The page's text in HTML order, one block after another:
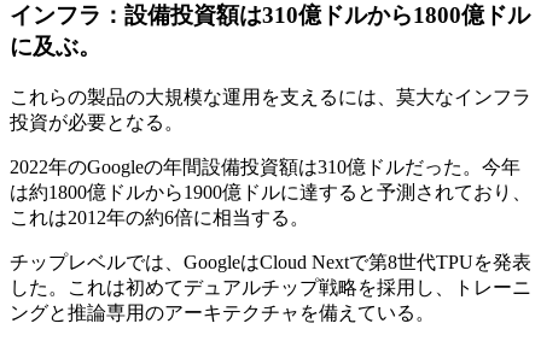
インフラ：設備投資額は310億ドルから1800億ドル
に及ぶ。
これらの製品の大規模な運用を支えるには、莫大なインフラ
投資が必要となる。
2022年のGoogleの年間設備投資額は310億ドルだった。今年
は約1800億ドルから1900億ドルに達すると予測されており、
これは2012年の約6倍に相当する。
チップレベルでは、GoogleはCloud Nextで第8世代TPUを発表
した。これは初めてデュアルチップ戦略を採用し、トレーニ
ングと推論専用のアーキテクチャを備えている。